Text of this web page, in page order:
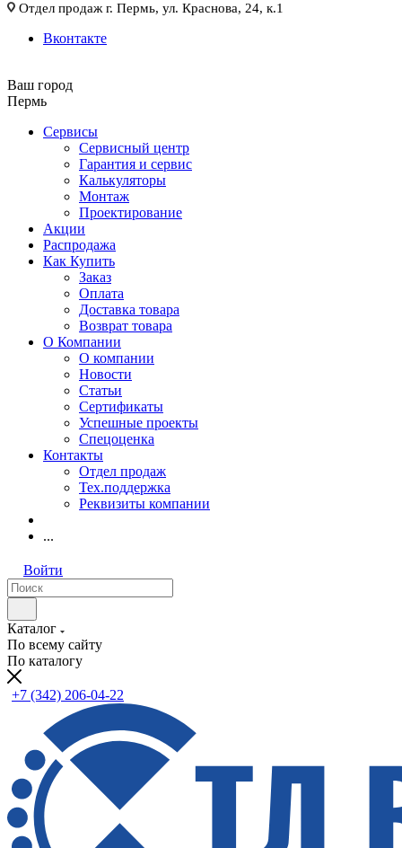
Отдел продаж г. Пермь, ул. Краснова, 24, к.1
Вконтакте
Ваш город
Пермь
Сервисы
Сервисный центр
Гарантия и сервис
Калькуляторы
Монтаж
Проектирование
Акции
Распродажа
Как Купить
Заказ
Оплата
Доставка товара
Возврат товара
О Компании
О компании
Новости
Статьи
Сертификаты
Успешные проекты
Спецоценка
Контакты
Отдел продаж
Тех.поддержка
Реквизиты компании
...
Войти
Каталог
По всему сайту
По каталогу
+7 (342) 206-04-22